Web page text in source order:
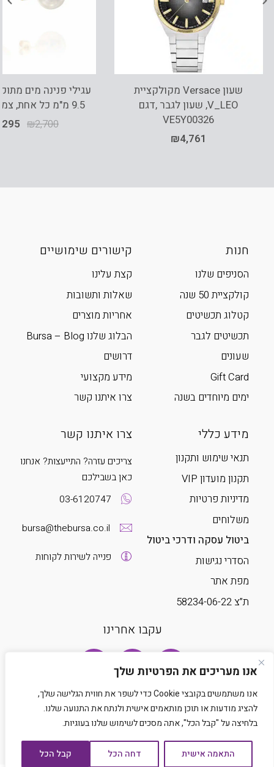
אנו מעריכים את הפרטיות שלך
אנו משתמשים בקובצי Cookie כדי לשפר את חווית הגלישה שלך,
להציג מודעות או תוכן מותאמים אישית ולנתח את התנועה שלנו.
בלחיצה על "קבל הכל", אתה מסכים לשימוש שלנו בעוגיות.
התאמה אישית דחה הכל קבל הכל
שעון Versace מקולקציית
V_LEO, שעון לגבר ,דגם
VE5Y00326
₪4,761
9.5 מ"מ כל אחת, צמודים לאוזן
₪2,700
חנות
הסניפים שלנו
קולקציית 50 שנה
קטלוג תכשיטים
תכשיטים לגבר
שעונים
Gift Card
ימים מיוחדים בשנה
קישורים שימושיים
קצת עלינו
שאלות ותשובות
אחריות מוצרים
הבלוג שלנו Bursa – Blog
דרושים
מידע מקצועי
צרו איתנו קשר
מידע כללי
תנאי שימוש ותקנון
תקנון מועדון VIP
מדיניות פרטיות
משלוחים
ביטול עסקה ודרכי ביטול
הסדרי נגישות
מפת אתר
ת”צ 58234-06-22
צרו איתנו קשר
צריכים עזרה? התייעצות? אנחנו
כאן בשבילכם
03-6120747
bursa@thebursa.co.il
פנייה לשירות לקוחות
עקבו אחרינו
Developed by Matat Technologies LTD